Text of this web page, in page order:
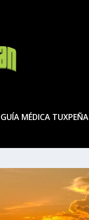
GUÍA MÉDICA TUXPEÑA